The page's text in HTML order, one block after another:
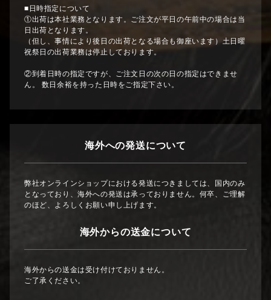
■日時指定について
①出荷は本社業務となります。ご注文が平日の午前中の場合は当
日出荷となります。
（但し、事情により後日の出荷となる場合も御座います）土日曜
祝祭日の出荷業務は停止しております。
②到着日時の指定ですが、ご注文日の次の日の指定はできませ
ん。 数日余裕を持った日時をご指定下さい。
海外への発送について
弊社オンラインショップにおける発送につきましては、国内のみ
となっており、海外への発送は承っておりません。何卒、ご理解
のほど、よろしくお願い申し上げます。
海外からの送金について
海外からの送金は受け付けておりません。
ご了承ください。